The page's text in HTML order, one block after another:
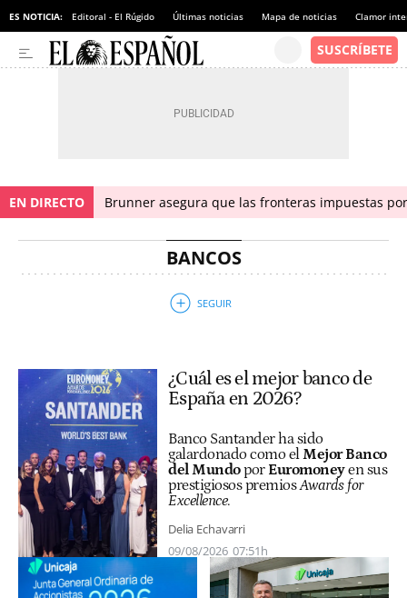
ES NOTICIA: Editoral - El Rúgido Últimas noticias Mapa de noticias Clamor
EN DIRECTO Brunner asegura que las fronteras impuestas
BANCOS
¿Cuál es el mejor banco de
España en 2026?
Banco Santander ha sido
galardonado como elMejor Banco
del Mundopor Euromoneyen sus
prestigiosos premiosAwards for
Excellence.
Delia Echavarri
09/08/2026 07:51h